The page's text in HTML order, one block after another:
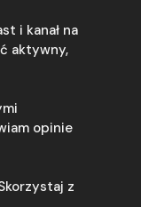
i kanał na
aktywny,
opinie
z